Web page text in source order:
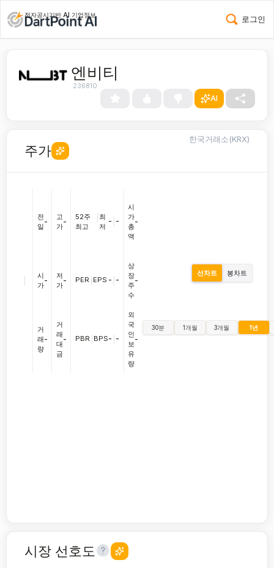
전자공시기반 AI 기업정보 로그인
엔비티
236810
AI
주가
한국거래소(KRX)
전
일
-
시
가
-
거
래
량
-
고
가
-
저
가
-
거
래
대
금
-
52주
최고
최
저
- -
PER EPS - -
PBR BPS- -
시
가
총
액
-
상
장
주
수
-
외
국
인
보
유
량
-
선차트 봉차트
30분 1개월 3개월 1년
시장 선호도